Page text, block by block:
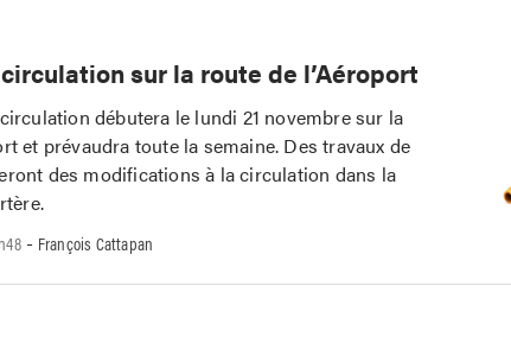
sur la route de l’Aéroport
débutera le lundi 21 novembre sur la
et prévaudra toute la semaine. Des travaux de
des modifications à la circulation dans la
- François Cattapan